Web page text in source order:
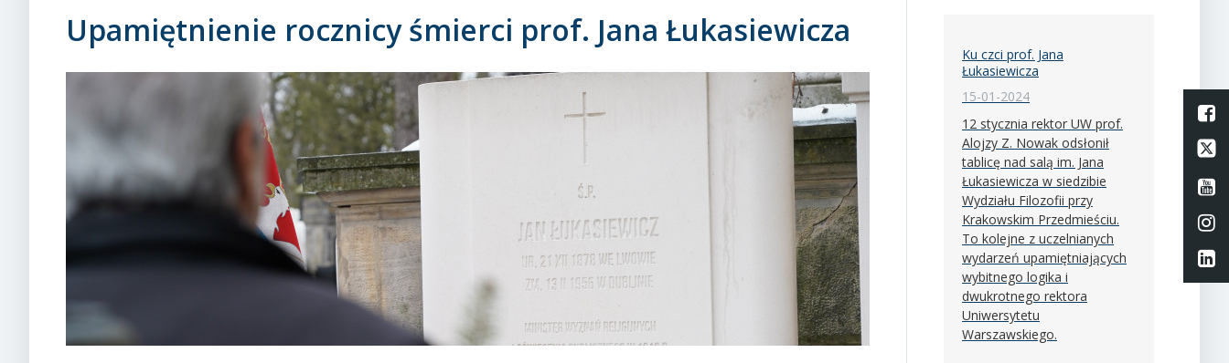
Upamiętnienie rocznicy śmierci prof. Jana Łukasiewicza
Ku czci prof. Jana
Łukasiewicza
15-01-2024
12 stycznia rektor UW prof.
Alojzy Z. Nowak odsłonił
tablicę nad salą im. Jana
Łukasiewicza w siedzibie
Wydziału Filozofii przy
Krakowskim Przedmieściu.
To kolejne z uczelnianych
wydarzeń upamiętniających
wybitnego logika i
dwukrotnego rektora
Uniwersytetu
Warszawskiego.